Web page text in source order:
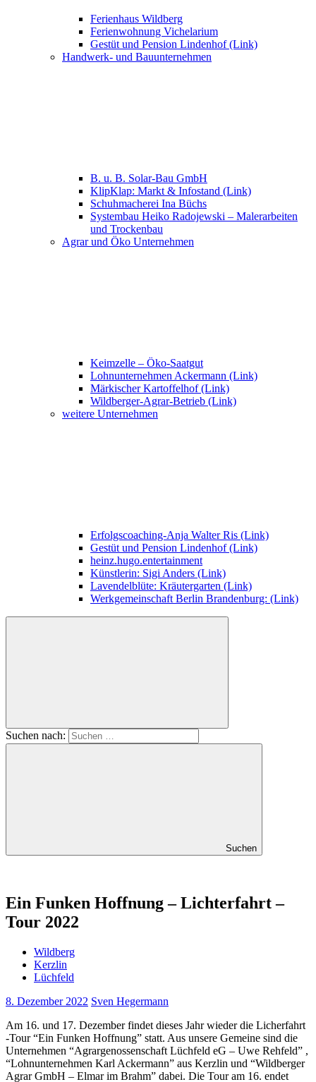
Ferienhaus Wildberg
Ferienwohnung Vichelarium
Gestüt und Pension Lindenhof (Link)
Handwerk- und Bauunternehmen
B. u. B. Solar-Bau GmbH
KlipKlap: Markt & Infostand (Link)
Schuhmacherei Ina Büchs
Systembau Heiko Radojewski – Malerarbeiten
und Trockenbau
Agrar und Öko Unternehmen
Keimzelle – Öko-Saatgut
Lohnunternehmen Ackermann (Link)
Märkischer Kartoffelhof (Link)
Wildberger-Agrar-Betrieb (Link)
weitere Unternehmen
Erfolgscoaching-Anja Walter Ris (Link)
Gestüt und Pension Lindenhof (Link)
heinz.hugo.entertainment
Künstlerin: Sigi Anders (Link)
Lavendelblüte: Kräutergarten (Link)
Werkgemeinschaft Berlin Brandenburg: (Link)
Suchen nach:
Suchen
Ein Funken Hoffnung – Lichterfahrt –
Tour 2022
Wildberg
Kerzlin
Lüchfeld
8. Dezember 2022 Sven Hegermann
Am 16. und 17. Dezember findet dieses Jahr wieder die Licherfahrt
-Tour “Ein Funken Hoffnung” statt. Aus unsere Gemeine sind die
Unternehmen “Agrargenossenschaft Lüchfeld eG – Uwe Rehfeld” ,
“Lohnunternehmen Karl Ackermann” aus Kerzlin und “Wildberger
Agrar GmbH – Elmar im Brahm” dabei. Die Tour am 16. endet